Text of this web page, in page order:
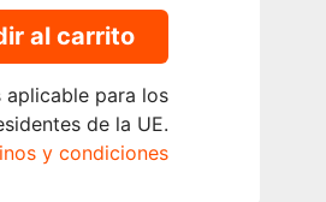
al carrito
aplicable para los
de la UE.
y condiciones